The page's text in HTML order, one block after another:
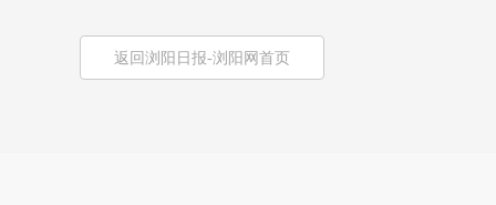
返回浏阳日报-浏阳网首页